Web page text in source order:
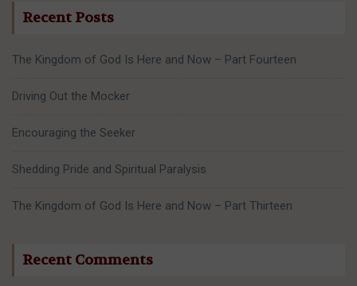
Recent Posts
The Kingdom of God Is Here and Now – Part Fourteen
Driving Out the Mocker
Encouraging the Seeker
Shedding Pride and Spiritual Paralysis
The Kingdom of God Is Here and Now – Part Thirteen
Recent Comments